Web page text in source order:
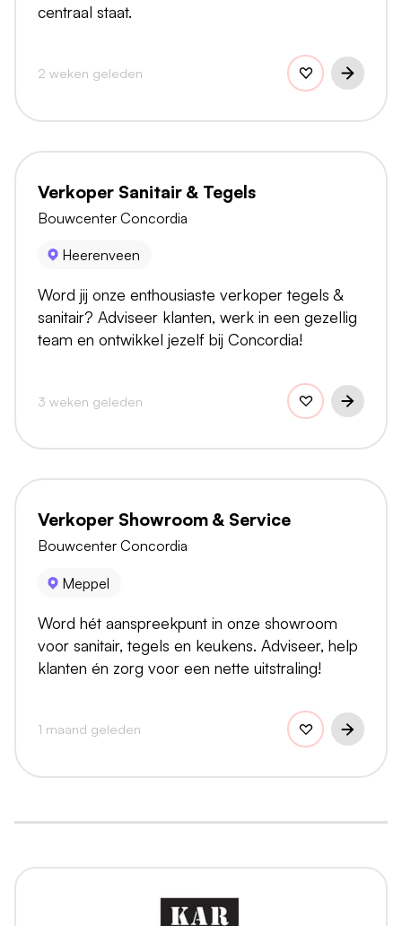
centraal staat.
2 weken geleden
Verkoper Sanitair & Tegels
Bouwcenter Concordia
Heerenveen
Word jij onze enthousiaste verkoper tegels &
sanitair? Adviseer klanten, werk in een gezellig
team en ontwikkel jezelf bij Concordia!
3 weken geleden
Verkoper Showroom & Service
Bouwcenter Concordia
Meppel
Word hét aanspreekpunt in onze showroom
voor sanitair, tegels en keukens. Adviseer, help
klanten én zorg voor een nette uitstraling!
1 maand geleden